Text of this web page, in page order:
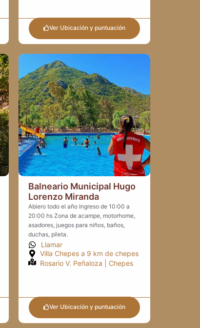
Ver Ubicación y puntuación
Balneario Municipal Hugo
Lorenzo Miranda
Abiero todo el año Ingreso de 10:00 a
20:00 hs Zona de acampe, motorhome,
asadores, juegos para niños, baños,
duchas, pileta.
Llamar
Villa Chepes a 9 km de chepes
Rosario V. Peñaloza | Chepes
Ver Ubicación y puntuación